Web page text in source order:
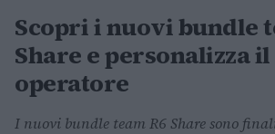
Scopri i nuovi bundle
Share e personalizza
operatore
I nuovi bundle team R6 Share sono